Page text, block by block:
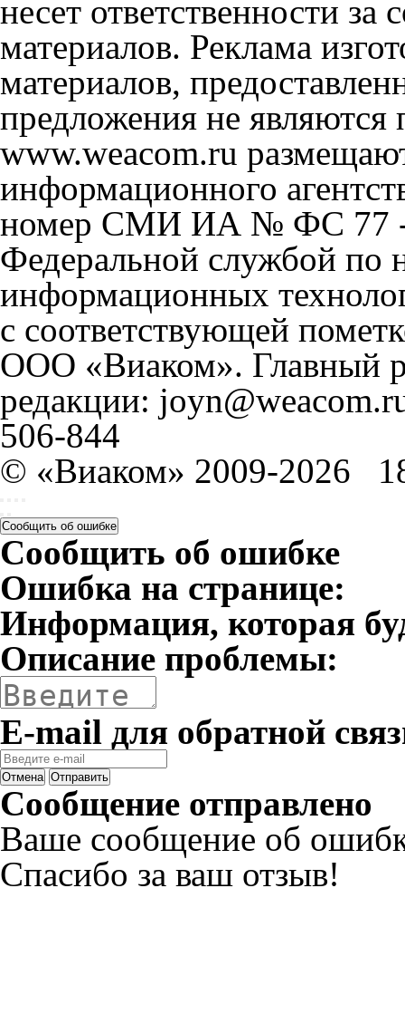
несет ответственности
материалов. Реклама
материалов,
предложения не
www.weacom.ru
информационного
номер СМИ ИА № ФС 77 -
Федеральной службой по
информационных
с соответствующей
ООО «Виаком». Главный
редакции:
506-844
© «Виаком» 2009-2026
Сообщить об ошибке
Сообщить об ошибке
Ошибка на странице:
Информация, которая
Описание проблемы:
E-mail для обратной
Отмена Отправить
Сообщение отправлено
Ваше сообщение об
Спасибо за ваш отзыв!